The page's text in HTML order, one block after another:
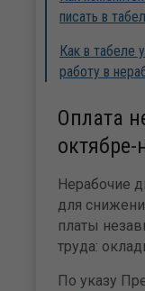
писать в
Как в табеле
работу в
Оплата
октябре-
Нерабочие
для
платы
труда:
По указу